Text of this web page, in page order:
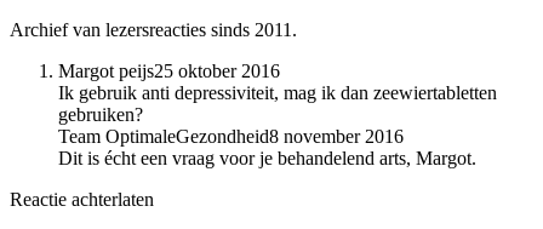
Archief van lezersreacties sinds 2011.
Margot peijs25 oktober 2016
Ik gebruik anti depressiviteit, mag ik dan zeewiertabletten
gebruiken?
Team OptimaleGezondheid8 november 2016
Dit is écht een vraag voor je behandelend arts, Margot.
Reactie achterlaten